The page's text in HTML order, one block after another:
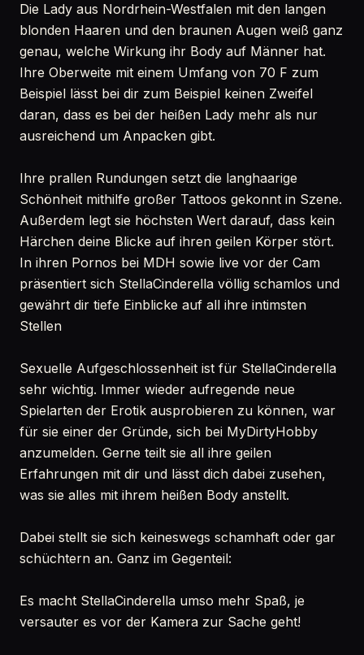
Die Lady aus Nordrhein-Westfalen mit den langen
blonden Haaren und den braunen Augen weiß ganz
genau, welche Wirkung ihr Body auf Männer hat.
Ihre Oberweite mit einem Umfang von 70 F zum
Beispiel lässt bei dir zum Beispiel keinen Zweifel
daran, dass es bei der heißen Lady mehr als nur
ausreichend um Anpacken gibt.
Ihre prallen Rundungen setzt die langhaarige
Schönheit mithilfe großer Tattoos gekonnt in Szene.
Außerdem legt sie höchsten Wert darauf, dass kein
Härchen deine Blicke auf ihren geilen Körper stört.
In ihren Pornos bei MDH sowie live vor der Cam
präsentiert sich StellaCinderella völlig schamlos und
gewährt dir tiefe Einblicke auf all ihre intimsten
Stellen
Sexuelle Aufgeschlossenheit ist für StellaCinderella
sehr wichtig. Immer wieder aufregende neue
Spielarten der Erotik ausprobieren zu können, war
für sie einer der Gründe, sich bei MyDirtyHobby
anzumelden. Gerne teilt sie all ihre geilen
Erfahrungen mit dir und lässt dich dabei zusehen,
was sie alles mit ihrem heißen Body anstellt.
Dabei stellt sie sich keineswegs schamhaft oder gar
schüchtern an. Ganz im Gegenteil:
Es macht StellaCinderella umso mehr Spaß, je
versauter es vor der Kamera zur Sache geht!